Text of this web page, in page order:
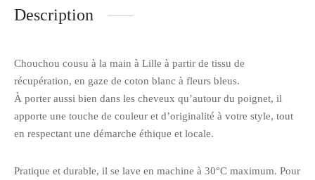
Description
Chouchou cousu à la main à Lille à partir de tissu de
récupération, en gaze de coton blanc à fleurs bleus.
À porter aussi bien dans les cheveux qu’autour du poignet, il
apporte une touche de couleur et d’originalité à votre style, tout
en respectant une démarche éthique et locale.
Pratique et durable, il se lave en machine à 30°C maximum. Pour